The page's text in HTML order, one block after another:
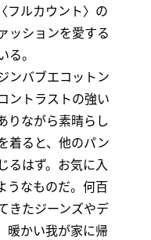
フルカウント〉の
ッションを愛する
。
ンバブエコットン
ントラストの強い
りながら素晴らし
着ると、他のパン
るはず。お気に入
うなものだ。何百
きたジーンズやデ
暖かい我が家に帰